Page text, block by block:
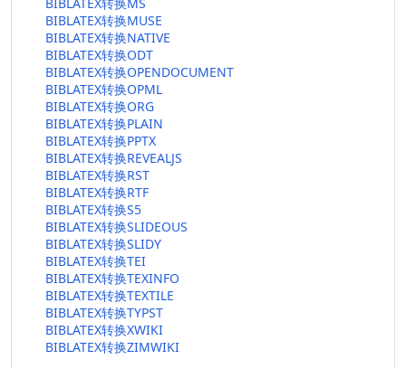
BIBLATEX转换MUSE
BIBLATEX转换NATIVE
BIBLATEX转换ODT
BIBLATEX转换OPENDOCUMENT
BIBLATEX转换OPML
BIBLATEX转换ORG
BIBLATEX转换PLAIN
BIBLATEX转换PPTX
BIBLATEX转换REVEALJS
BIBLATEX转换RST
BIBLATEX转换RTF
BIBLATEX转换S5
BIBLATEX转换SLIDEOUS
BIBLATEX转换SLIDY
BIBLATEX转换TEI
BIBLATEX转换TEXINFO
BIBLATEX转换TEXTILE
BIBLATEX转换TYPST
BIBLATEX转换XWIKI
BIBLATEX转换ZIMWIKI